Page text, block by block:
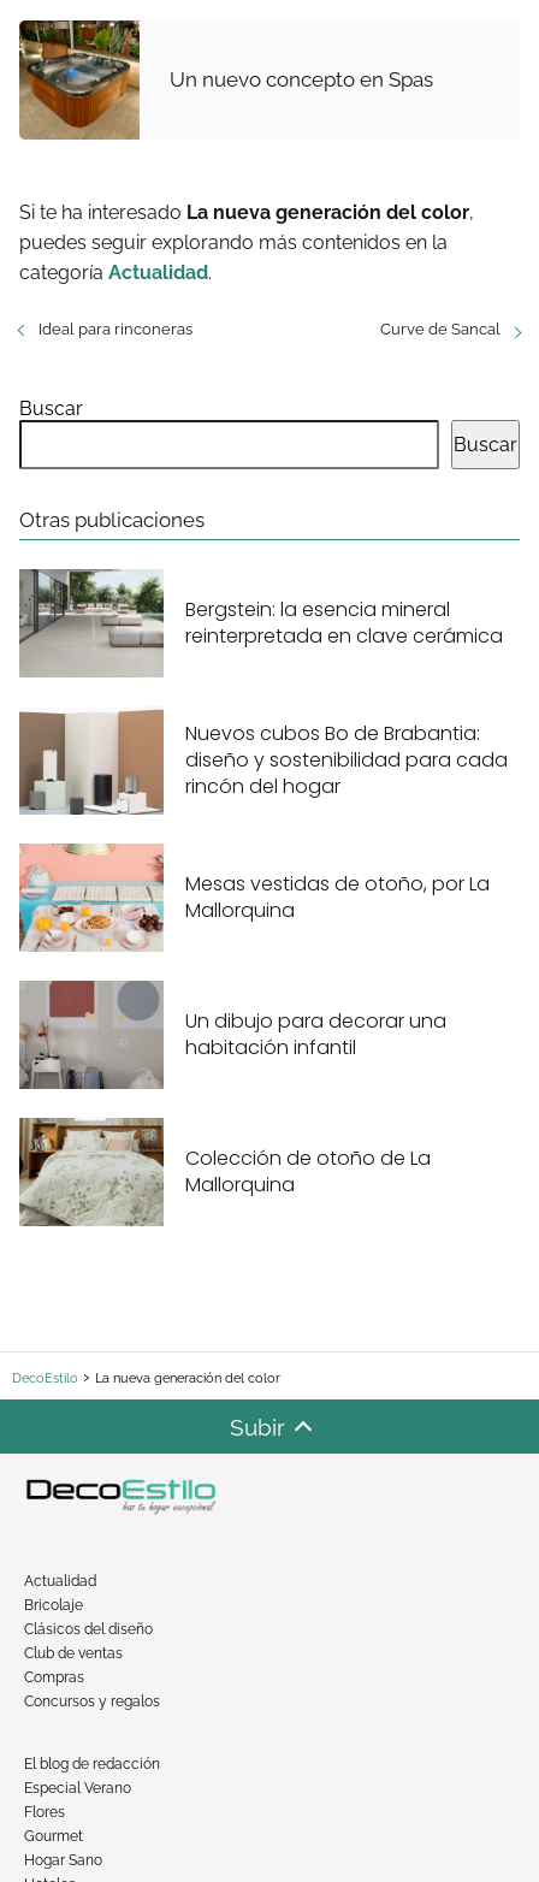
Un nuevo concepto en Spas
Si te ha interesado La nueva generación del color,
puedes seguir explorando más contenidos en la
categoría Actualidad.
Ideal para rinconeras Curve de Sancal
Buscar
Buscar
Otras publicaciones
Bergstein: la esencia mineral
reinterpretada en clave cerámica
Nuevos cubos Bo de Brabantia:
diseño y sostenibilidad para cada
rincón del hogar
Mesas vestidas de otoño, por La
Mallorquina
Un dibujo para decorar una
habitación infantil
Colección de otoño de La
Mallorquina
DecoEstilo La nueva generación del color
Subir
Actualidad
Bricolaje
Clásicos del diseño
Club de ventas
Compras
Concursos y regalos
El blog de redacción
Especial Verano
Flores
Gourmet
Hogar Sano